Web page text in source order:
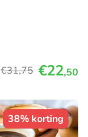
€31,75 €22,50
38% korting